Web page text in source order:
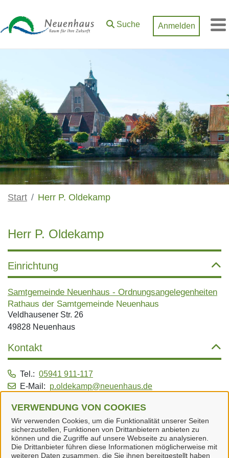
VERWENDUNG VON COOKIES
Wir verwenden Cookies, um die Funktionalität unserer Seiten
sicherzustellen, Funktionen von Drittanbietern anbieten zu
können und die Zugriffe auf unsere Webseite zu analysieren.
Die Drittanbieter führen diese Informationen möglicherweise mit
weiteren Daten zusammen, die Sie ihnen bereitgestellt haben
Suche Anmelden
Start Herr P. Oldekamp
Herr P. Oldekamp
Einrichtung
Samtgemeinde Neuenhaus - Ordnungsangelegenheiten
Rathaus der Samtgemeinde Neuenhaus
Veldhausener Str. 26
49828 Neuenhaus
Kontakt
Tel.: 05941 911-117
E-Mail: p.oldekamp@neuenhaus.de
Dienstleistungen
Alle zugeordneten Einrichtungen